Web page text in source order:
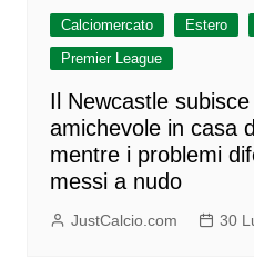
Calciomercato Estero
Premier League
Il Newcastle
amichevole in casa
mentre i problemi
messi a nudo
JustCalcio.com 30